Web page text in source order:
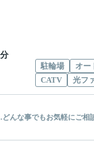
駐輪場 オー
CATV
光フ
んな事でもお気軽にご相